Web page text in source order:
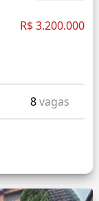
R$ 3.200.000
8vagas